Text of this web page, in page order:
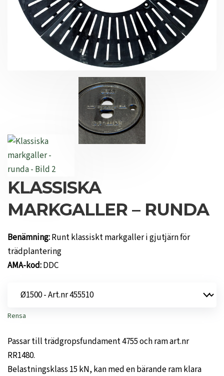
KLASSISKA
MARKGALLER – RUNDA
Benämning:Runt klassiskt markgaller i gjutjärn för
trädplantering
AMA-kod:DDC
Rensa
Passar till trädgropsfundament 4755 och ram art.nr
RR1480.
Belastningsklass 15 kN, kan med en bärande ram klara